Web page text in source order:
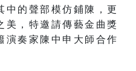
中的聲部模仿鋪陳，更
美，特邀請傳藝金曲獎
演奏家陳中申大師合作